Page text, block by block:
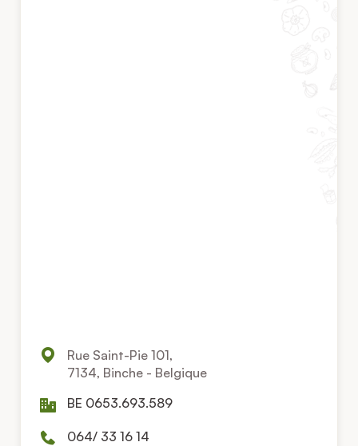
Rue Saint-Pie 101,
7134, Binche - Belgique
BE 0653.693.589
064/ 33 16 14